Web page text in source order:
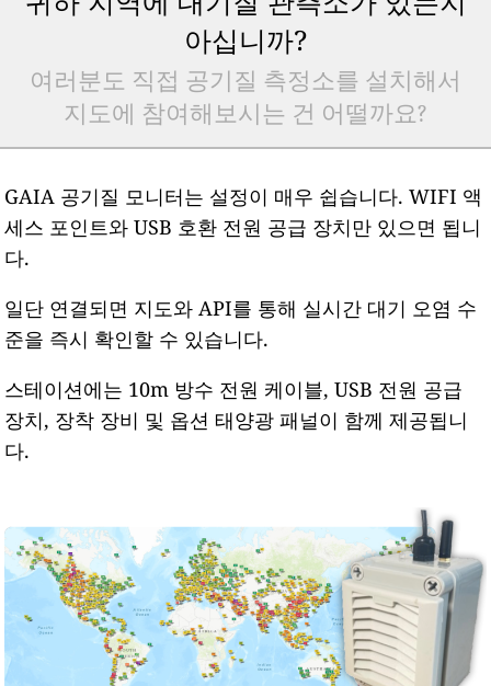
아십니까?
여러분도 직접 공기질 측정소를 설치해서
지도에 참여해보시는 건 어떨까요?
GAIA 공기질 모니터는 설정이 매우 쉽습니다. WIFI 액
세스 포인트와 USB 호환 전원 공급 장치만 있으면 됩니
다.
일단 연결되면 지도와 API를 통해 실시간 대기 오염 수
준을 즉시 확인할 수 있습니다.
스테이션에는 10m 방수 전원 케이블, USB 전원 공급
장치, 장착 장비 및 옵션 태양광 패널이 함께 제공됩니
다.